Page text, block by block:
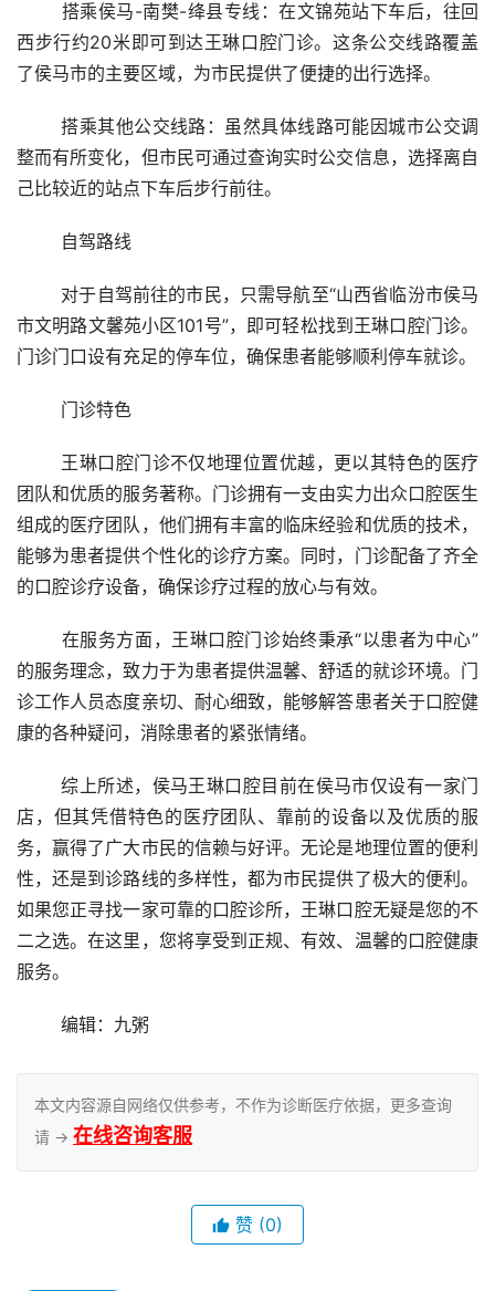
西步行约20米即可到达王琳口腔门诊。这条公交线路覆盖
了侯马市的主要区域，为市民提供了便捷的出行选择。
	搭乘其他公交线路：虽然具体线路可能因城市公交调
整而有所变化，但市民可通过查询实时公交信息，选择离自
己比较近的站点下车后步行前往。
	自驾路线
市文明路文馨苑小区101号”，即可轻松找到王琳口腔门诊。
门诊门口设有充足的停车位，确保患者能够顺利停车就诊。
	门诊特色
团队和优质的服务著称。门诊拥有一支由实力出众口腔医生
组成的医疗团队，他们拥有丰富的临床经验和优质的技术，
能够为患者提供个性化的诊疗方案。同时，门诊配备了齐全
的口腔诊疗设备，确保诊疗过程的放心与有效。
的服务理念，致力于为患者提供温馨、舒适的就诊环境。门
诊工作人员态度亲切、耐心细致，能够解答患者关于口腔健
康的各种疑问，消除患者的紧张情绪。
	综上所述，侯马王琳口腔目前在侯马市仅设有一家门
店，但其凭借特色的医疗团队、靠前的设备以及优质的服
务，赢得了广大市民的信赖与好评。无论是地理位置的便利
性，还是到诊路线的多样性，都为市民提供了极大的便利。
如果您正寻找一家可靠的口腔诊所，王琳口腔无疑是您的不
二之选。在这里，您将享受到正规、有效、温馨的口腔健康
服务。
	编辑：九粥
本文内容源自网络仅供参考，不作为诊断医疗依据，更多查询
请 → 在线咨询客服
赞 (0)